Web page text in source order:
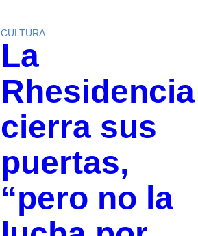
CULTURA
La
Rhesidencia
cierra sus
puertas,
“pero no la